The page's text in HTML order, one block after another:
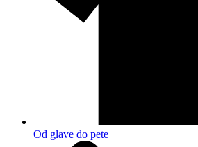
Od glave do pete